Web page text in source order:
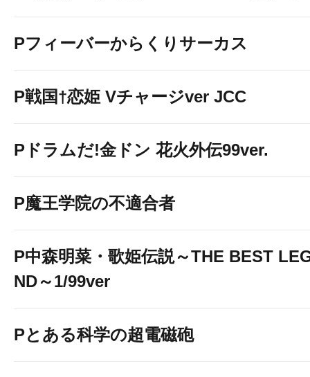
Pフィーバーからくりサーカス
P戦国†恋姫 Vチャージver JCC
Pドラムだ!金ドン 花火外伝99ver.
P魔王学院の不適合者
P中森明菜・歌姫伝説～THE BEST
ND～1/99ver
Pとある科学の超電磁砲